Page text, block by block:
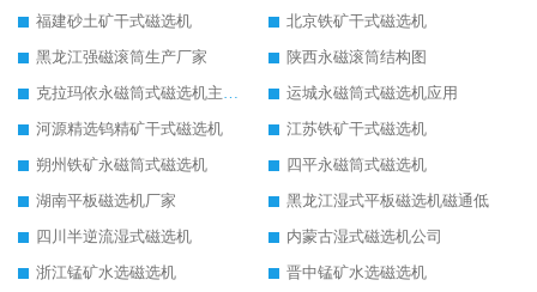
福建砂土矿干式磁选机
北京铁矿干式磁选机
黑龙江强磁滚筒生产厂家
陕西永磁滚筒结构图
克拉玛依永磁筒式磁选机主要技术参数
运城永磁筒式磁选机应用
河源精选钨精矿干式磁选机
江苏铁矿干式磁选机
朔州铁矿永磁筒式磁选机
四平永磁筒式磁选机
湖南平板磁选机厂家
黑龙江湿式平板磁选机磁通低
四川半逆流湿式磁选机
内蒙古湿式磁选机公司
浙江锰矿水选磁选机
晋中锰矿水选磁选机